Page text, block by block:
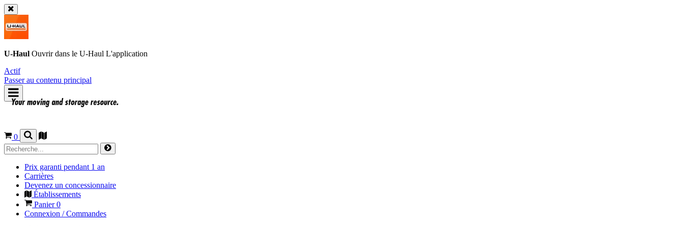
U-Haul Ouvrir dans le U-Haul L'application
Actif
Passer au contenu principal
0
Prix garanti pendant 1 an
Carrières
Devenez un concessionnaire
Établissements
Panier0
Connexion / Commandes